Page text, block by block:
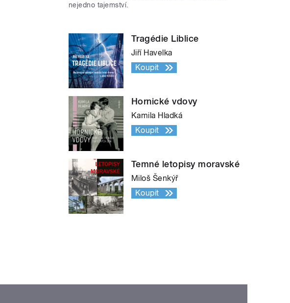
nejedno tajemství.
Tragédie Liblice
Jiří Havelka
Koupit
Hornické vdovy
Kamila Hladká
Koupit
Temné letopisy moravské
Miloš Šenkýř
Koupit